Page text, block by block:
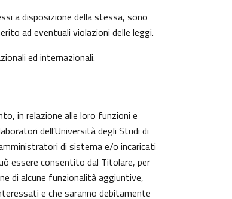
a disposizione della stessa, sono
ad eventuali violazioni delle leggi.
ed internazionali.
in relazione alle loro funzioni e
dell’Università degli Studi di
di sistema e/o incaricati
essere consentito dal Titolare, per
di alcune funzionalità aggiuntive,
e che saranno debitamente